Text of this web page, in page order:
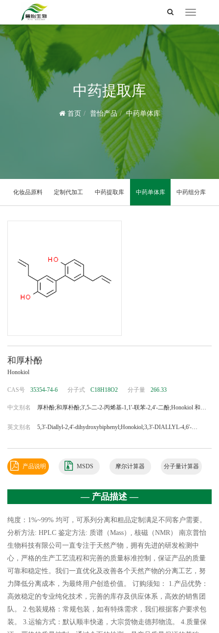
Toggle
中药提取库
首页 普怡产品 中药单体库
化妆品原料 定制代加工 中药提取库 中药单体库 中药组分库
和厚朴酚
Honokiol
CAS号 35354-74-6 分子式 C18H18O2 分子量 266.33
中文别名
厚朴酚;和厚朴酚;3',5-二-2-丙烯基-1,1'-联苯-2,4'-二酚;Honokiol 和厚
标准品;和厚朴酚(P);和厚朴酚（标准品）;和厚朴酚, 来源于厚朴;和厚朴
苯;3',5-二烯丙基联苯-2,4'-二醇
英文别名
5,3'-Diallyl-2,4'-dihydroxybiphenyl;Honokiol;3,3'-DIALLYL-4,6'-
Diallylbiphenyl-2,4'-diol;5,3'-DIALLYL-2,4'-DIHYDROXYDIPHENYL;5,3'-diallyl-
biphenyl-2,4'-diol;5,5'-diallyl-2,4'-
dihydroxybiphenyl;HONEYSUCKLEFLOWEREXTRACT;NSC-293100;Magnolia
bark oil;5,3′-Diallyl-2,4′-dihydroxybiphenyl;Magnolol oil;3,5'-Diallyl-4,2'-
biphenyl]-2,4'-diol;4-allyl-2-(3-allyl-4-hydroxy-phenyl)phenol;11513CCO0N;[1,1'-
Biphenyl]-2,4'-diol, 3',5-di-2-propenyl-;SMR000387107;3',5-di(prop-2-en-1-
yl)biphenyl-2,4'-diol;Honokiol, HO;5,3′5,3′-Dially
产品说明 MSDS 摩尔计算器 分子量计算器
— 产品描述 —
纯度：1%~99% 均可，可系列分离和粗品定制满足不同客户需要。
分析方法: HPLC 鉴定方法: 质谱（Mass）, 核磁（NMR） 南京普怡
生物科技有限公司一直专注于天然产物，拥有先进的研发检测中
心，严格的生产工艺流程和完善的质量标准控制，保证产品的质量
可靠和稳定性。我们一直优化及改善各个天然产物的分离工艺，努
力降低分离成本，为最终用户创造价值。 订购须知： 1.产品优势：
高效稳定的专业纯化技术，完善的库存及供应体系，高效的销售团
队。 2.包装规格：常规包装，如有特殊需求，我们根据客户要求包
装。 3.运输方式：默认顺丰快递，大宗货物走德邦物流。 4.质量保